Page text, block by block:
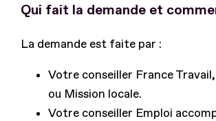
Qui fait la demande et
La demande est faite par :
Votre conseiller France
ou Mission locale.
Votre conseiller Emploi